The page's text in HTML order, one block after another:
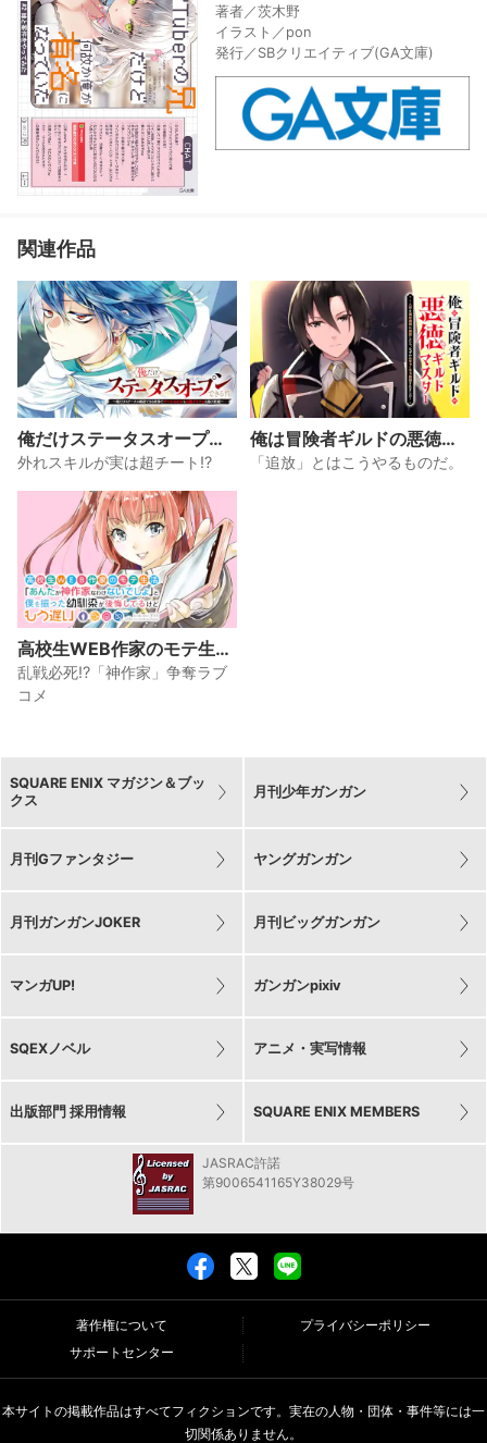
著者／茨木野
イラスト／pon
発行／SBクリエイティブ(GA文庫)
関連作品
俺だけステータスオープン
できる件～俺だけステータ
ス確認できる世界でチート
スキルもS級アイテムも選
び放題～
外れスキルが実は超チート!?
俺は冒険者ギルドの悪徳ギ
ルドマスター ～人材を適材
適所に追放したら、なぜか
「追放」とはこうやるものだ。
高校生WEB作家のモテ生活
「あんたが神作家なわけな
いでしょ」と僕を振った幼
馴染が後悔してるけどもう
乱戦必死!?「神作家」争奪ラブ
コメ
SQUARE ENIX マガジン＆ブッ
クス
月刊少年ガンガン
月刊Gファンタジー ヤングガンガン
月刊ガンガンJOKER 月刊ビッグガンガン
マンガUP! ガンガンpixiv
SQEXノベル アニメ・実写情報
出版部門 採用情報 SQUARE ENIX MEMBERS
JASRAC許諾
第9006541165Y38029号
著作権について
プライバシーポリシー
サポートセンター
本サイトの掲載作品はすべてフィクションです。実在の人物・団体・事件等には一
切関係ありません。